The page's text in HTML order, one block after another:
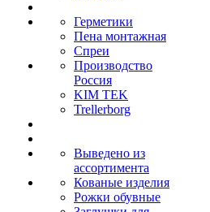
Герметики
Пена монтажная
Спреи
Производство
Россия
KIM TEK
Trellerborg
Выведено из
ассортимента
Кованые изделия
Рожки обувные